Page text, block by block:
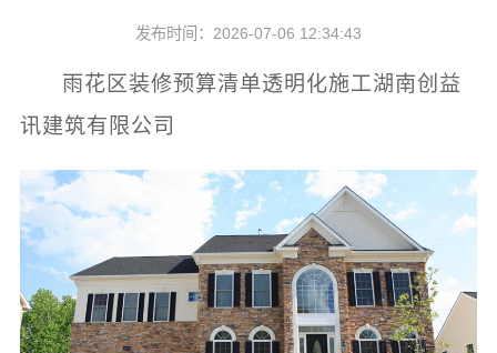
发布时间：2026-07-06 12:34:43
雨花区装修预算清单透明化施工湖南创益
讯建筑有限公司